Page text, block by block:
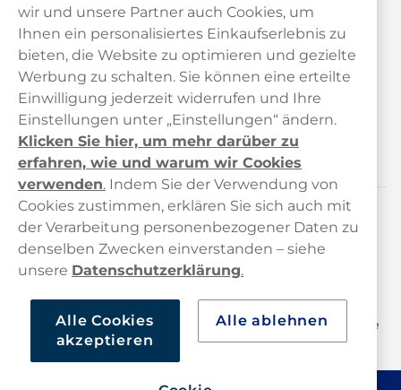
Kontaktiere uns!
hallo@haypp.com
Mo/Di/Fr: 09–17 Uhr (Pause 12–13) Mi/Do: 10–19 Uhr (Pause
14–15)
Kundendienst
Links
Über uns
wir und unsere Partner auch Cookies, um
Ihnen ein personalisiertes Einkaufserlebnis zu
bieten, die Website zu optimieren und gezielte
Werbung zu schalten. Sie können eine erteilte
Einwilligung jederzeit widerrufen und Ihre
Einstellungen unter „Einstellungen“ ändern.
Klicken Sie hier, um mehr darüber zu
erfahren, wie und warum wir Cookies
verwenden. Indem Sie der Verwendung von
Cookies zustimmen, erklären Sie sich auch mit
der Verarbeitung personenbezogener Daten zu
denselben Zwecken einverstanden – siehe
unsere Datenschutzerklärung.
Alle Cookies
akzeptieren
Alle ablehnen